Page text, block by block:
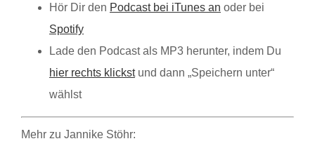
Hör Dir den Podcast bei iTunes an oder bei
Spotify
Lade den Podcast als MP3 herunter, indem Du
hier rechts klickstund dann „Speichern unter“
wählst
Mehr zu Jannike Stöhr: